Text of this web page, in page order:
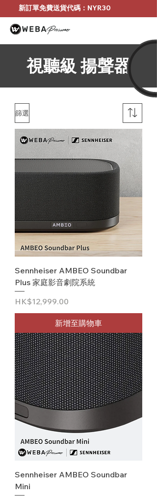
新訂單免費送貨代碼：NYR30
視聽級 揚聲器
篩選
Sennheiser AMBEO Soundbar
Plus 家庭影音劇院系統
價格
HK$12,999.00
新增至購物車
Sennheiser AMBEO Soundbar
Mini